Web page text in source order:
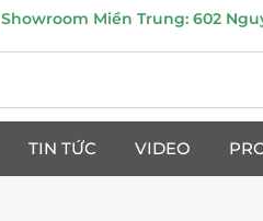
Showroom Miền Trung: 602
TIN TỨC VIDEO